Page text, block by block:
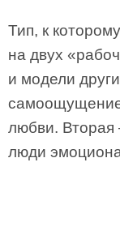
Тип, к
на двух
и модели
любви. Вторая
люди